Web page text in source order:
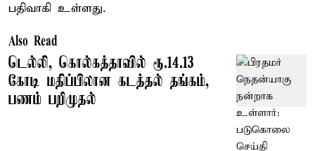
பதிவாகி உள்ளது.
Also Read
டெல்லி, கொல்கத்தாவில் ரூ.14.13
கோடி மதிப்பிலான கடத்தல் தங்கம்,
பணம் பறிமுதல்